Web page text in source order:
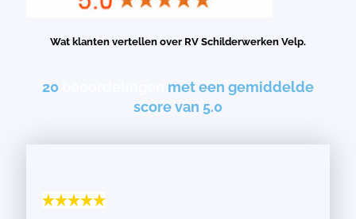
Wat klanten vertellen over RV Schilderwerken Velp.
20
met een gemiddelde
score van 5.0